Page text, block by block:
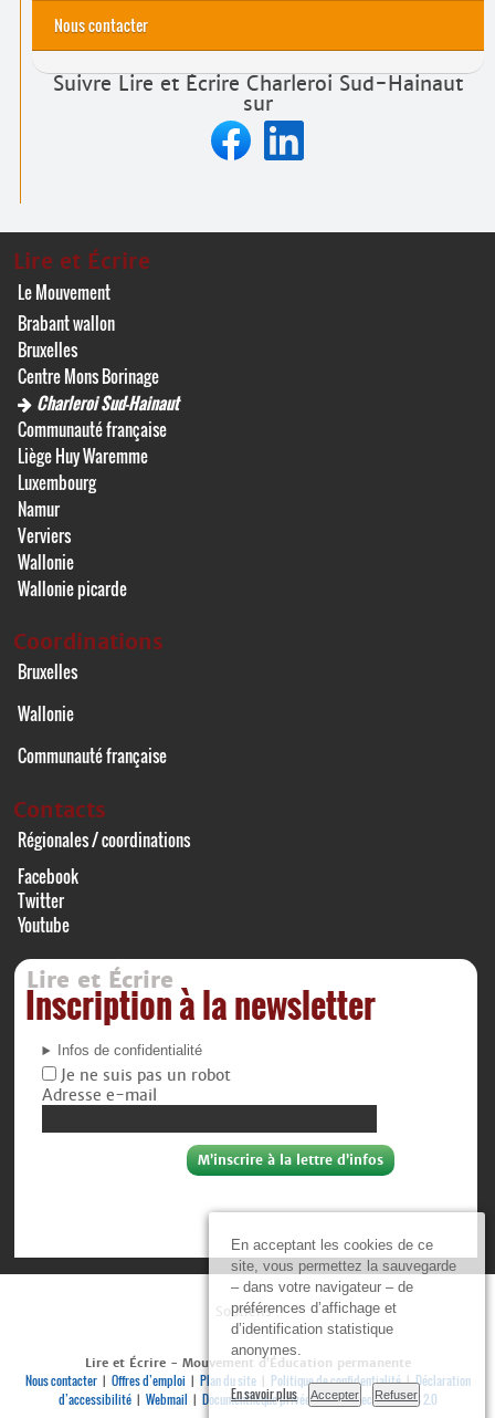
En acceptant les cookies de ce
site, vous permettez la sauvegarde
– dans votre navigateur – de
préférences d’affichage et
d’identification statistique
anonymes.
En savoir plus Accepter Refuser
Nous contacter
Suivre Lire et Écrire Charleroi Sud-Hainaut
sur
Lire et Écrire
Le Mouvement
Brabant wallon
Bruxelles
Centre Mons Borinage
Charleroi Sud-Hainaut
Communauté française
Liège Huy Waremme
Luxembourg
Namur
Verviers
Wallonie
Wallonie picarde
Coordinations
Bruxelles
Wallonie
Communauté française
Contacts
Régionales / coordinations
Facebook
Twitter
Youtube
Lire et Écrire
Inscription à la newsletter
Infos de confidentialité
Je ne suis pas un robot
Adresse e-mail
Soutiens :
Lire et Écrire - Mouvement d’Éducation permanente
Nous contacter| Offres d’emploi Plan du site| Politique de confidentialité|Déclaration
d’accessibilité| Webmail Documenthèque privée|Se connecter|RSS 2.0